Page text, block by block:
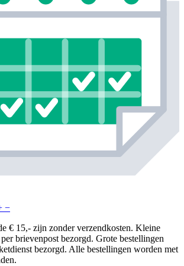
−
€ 15,- zijn zonder verzendkosten. Kleine
brievenpost bezorgd. Grote bestellingen
bezorgd. Alle bestellingen worden met